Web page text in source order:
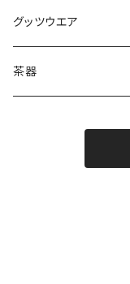
タンブラー
その他
フライパン
なべ
グッツウエア
茶器